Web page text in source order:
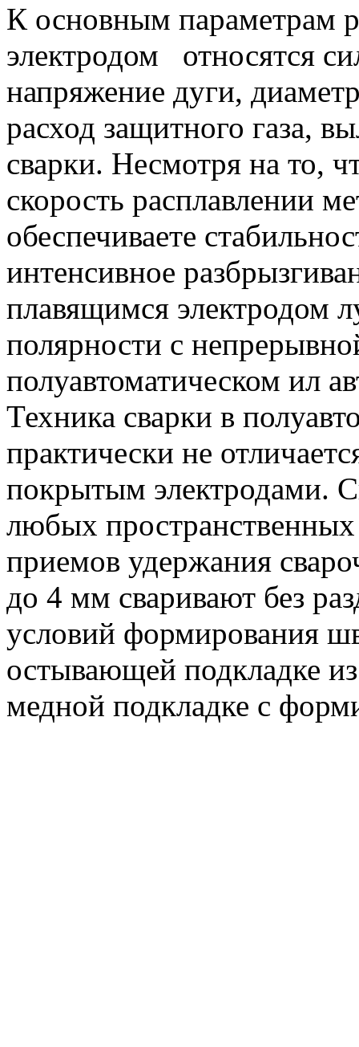
К основным параметрам
электродом относятся
напряжение дуги,
расход защитного газа,
сварки. Несмотря на то,
скорость расплавлении
обеспечиваете
интенсивное
плавящимся электродом
полярности с
полуавтоматическом ил
Техника сварки в
практически не
покрытым электродами.
любых
приемов удержания
до 4 мм сваривают без
условий формирования
остывающей подкладке
медной подкладке с